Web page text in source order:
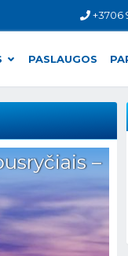
+3706
PASLAUGOS
–